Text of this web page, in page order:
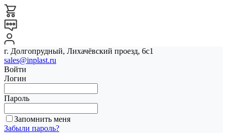
г. Долгопрудный, Лихачёвский проезд, 6с1
sales@inplast.ru
Войти
Логин
Пароль
Запомнить меня
Забыли пароль?